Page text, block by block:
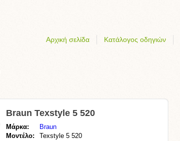
Αρχική σελίδα Κατάλογος οδηγιών
Braun Texstyle 5 520
Μάρκα:
Braun
Μοντέλο:
Texstyle 5 520